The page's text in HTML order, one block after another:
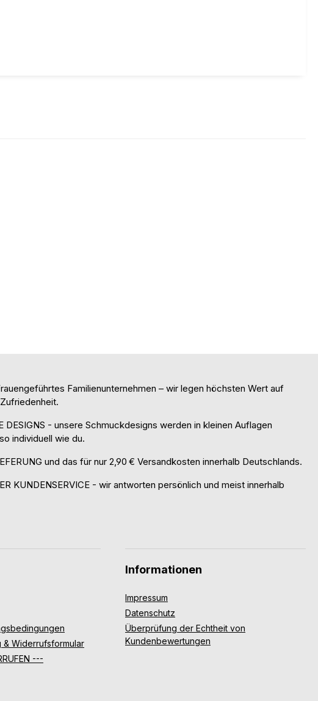
Familienunternehmen – wir legen höchsten Wert auf
DESIGNS - unsere Schmuckdesigns werden in kleinen Auflagen
individuell wie du.
und das für nur 2,90 € Versandkosten innerhalb Deutschlands.
KUNDENSERVICE - wir antworten persönlich und meist innerhalb
Widerrufsformular
---
Informationen
Impressum
Datenschutz
Überprüfung der Echtheit von
Kundenbewertungen